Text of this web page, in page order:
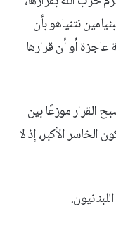
نتنياهو بأن
عاجزة أو أن قرارها
القرار موزعًا بين
الخاسر الأكبر، إذ لا